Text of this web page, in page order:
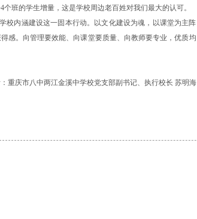
班的学生增量，这是学校周边老百姓对我们最大的认可。
校内涵建设这一固本行动。以文化建设为魂，以课堂为主阵
感。向管理要效能、向课堂要质量、向教师要专业，优质均
重庆市八中两江金溪中学校党支部副书记、执行校长 苏明海